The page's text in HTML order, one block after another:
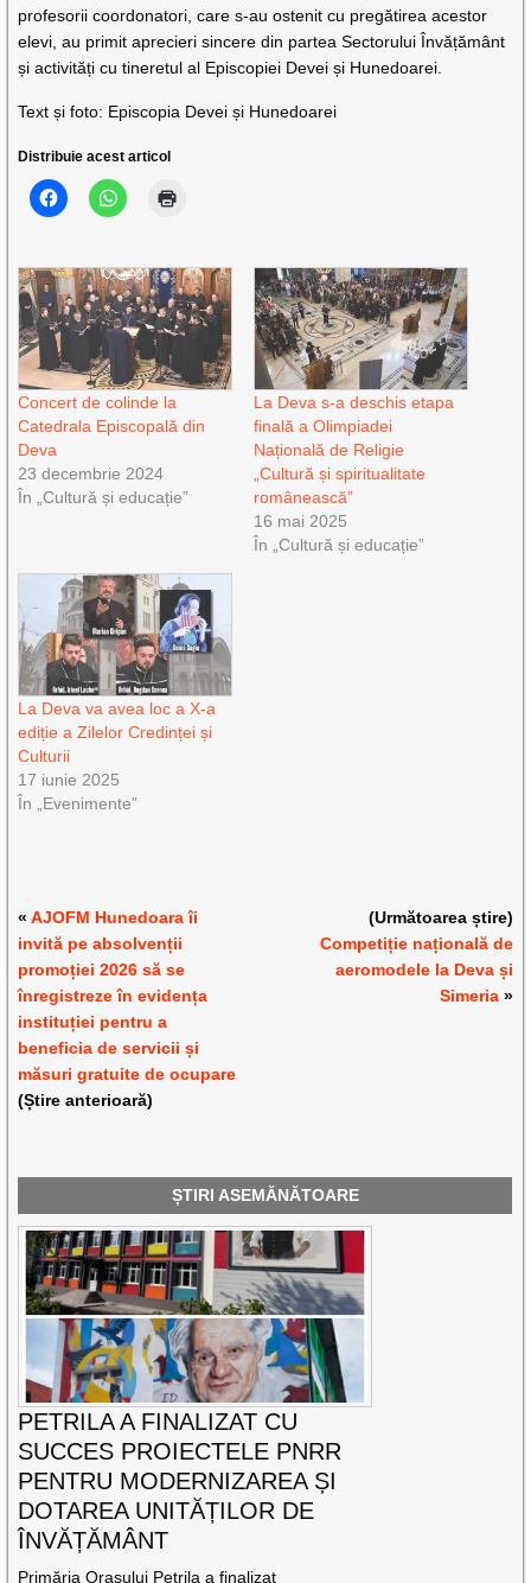
profesorii coordonatori, care s-au ostenit cu pregătirea acestor
elevi, au primit aprecieri sincere din partea Sectorului Învățământ
și activități cu tineretul al Episcopiei Devei și Hunedoarei.
Text și foto: Episcopia Devei și Hunedoarei
Distribuie acest articol
Concert de colinde la
Catedrala Episcopală din
Deva
23 decembrie 2024
În „Cultură și educație”
La Deva s-a deschis etapa
finală a Olimpiadei
Națională de Religie
„Cultură și spiritualitate
românească”
16 mai 2025
În „Cultură și educație”
La Deva va avea loc a X-a
ediție a Zilelor Credinței și
Culturii
17 iunie 2025
În „Evenimente”
«AJOFM Hunedoara îi
invită pe absolvenții
promoției 2026 să se
înregistreze în evidența
instituției pentru a
beneficia de servicii și
măsuri gratuite de ocupare
(Știre anterioară)
(Următoarea știre)
Competiție națională de
aeromodele la Deva și
Simeria»
ȘTIRI ASEMĂNĂTOARE
PETRILA A FINALIZAT CU
SUCCES PROIECTELE PNRR
PENTRU MODERNIZAREA ȘI
DOTAREA UNITĂȚILOR DE
ÎNVĂȚĂMÂNT
Primăria Orașului Petrila a finalizat